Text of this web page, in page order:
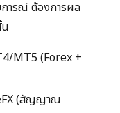
ารณ์ ต้องการผล
MT5 (Forex +
(สัญญาณ